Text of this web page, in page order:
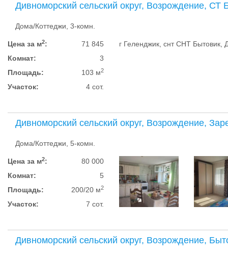
Дивноморский сельский округ, Возрождение, СТ
Дома/Коттеджи, 3-комн.
Цена за м2:
71 845
Комнат:
3
Площадь:
103 м2
Участок: 4 сот.
г Геленджик, снт СНТ
Дивноморский сельский округ, Возрождение,
Дома/Коттеджи, 5-комн.
Цена за м2:
80 000
Комнат:
5
Площадь:
200/20 м2
Участок: 7 сот.
Дивноморский сельский округ, Возрождение,